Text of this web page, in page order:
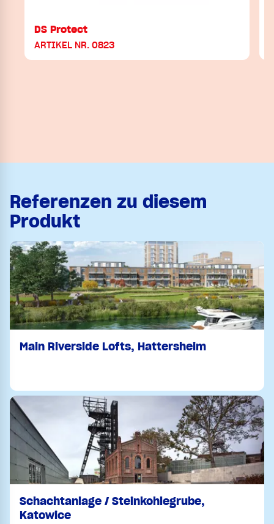
DS Protect
ARTIKEL NR. 0823
Referenzen zu diesem
Produkt
Main Riverside Lofts, Hattersheim
Schachtanlage / Steinkohlegrube,
Katowice